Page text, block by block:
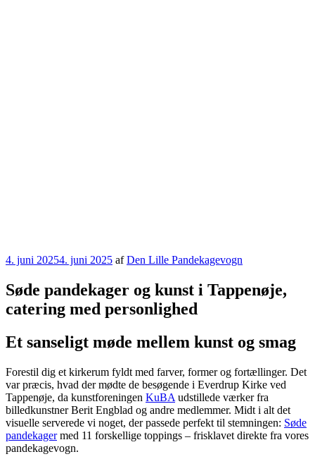
Udgivet
4. juni 20254. juni 2025 afDen Lille Pandekagevogn
Søde pandekager og kunst i Tappenøje,
catering med personlighed
Et sanseligt møde mellem kunst og smag
Forestil dig et kirkerum fyldt med farver, former og fortællinger. Det
var præcis, hvad der mødte de besøgende i Everdrup Kirke ved
Tappenøje, da kunstforeningen KuBA udstillede værker fra
billedkunstner Berit Engblad og andre medlemmer. Midt i alt det
visuelle serverede vi noget, der passede perfekt til stemningen: Søde
pandekagermed 11 forskellige toppings – frisklavet direkte fra vores
pandekagevogn.